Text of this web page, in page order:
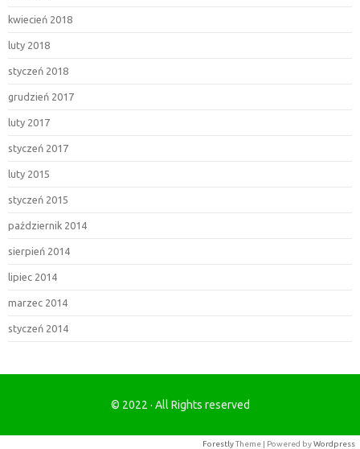
kwiecień 2018
luty 2018
styczeń 2018
grudzień 2017
luty 2017
styczeń 2017
luty 2015
styczeń 2015
październik 2014
sierpień 2014
lipiec 2014
marzec 2014
styczeń 2014
© 2022 · All Rights reserved
ForestlyTheme | Powered byWordpress